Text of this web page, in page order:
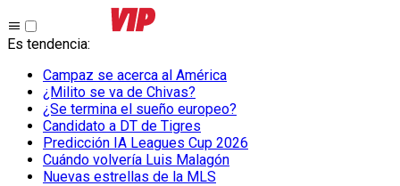
Es tendencia:
Campaz se acerca al América
¿Milito se va de Chivas?
¿Se termina el sueño europeo?
Candidato a DT de Tigres
Predicción IA Leagues Cup 2026
Cuándo volvería Luis Malagón
Nuevas estrellas de la MLS